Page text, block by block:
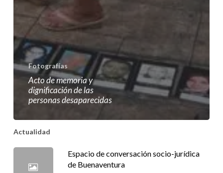
Fotografías
Acto de memoria y
dignificación de las
personas desaparecidas
Actualidad
Espacio de conversación socio-jurídica
de Buenaventura